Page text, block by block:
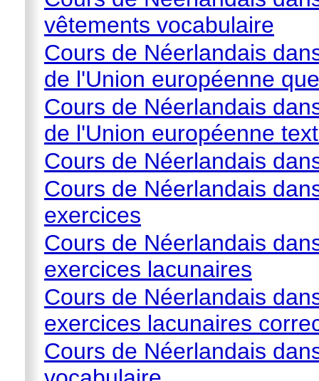
vêtements vocabulaire
Cours de Néerlandais
de l'Union européenne
Cours de Néerlandais
de l'Union européenne
Cours de Néerlandais
Cours de Néerlandais
exercices
Cours de Néerlandais
exercices lacunaires
Cours de Néerlandais
exercices lacunaires
Cours de Néerlandais